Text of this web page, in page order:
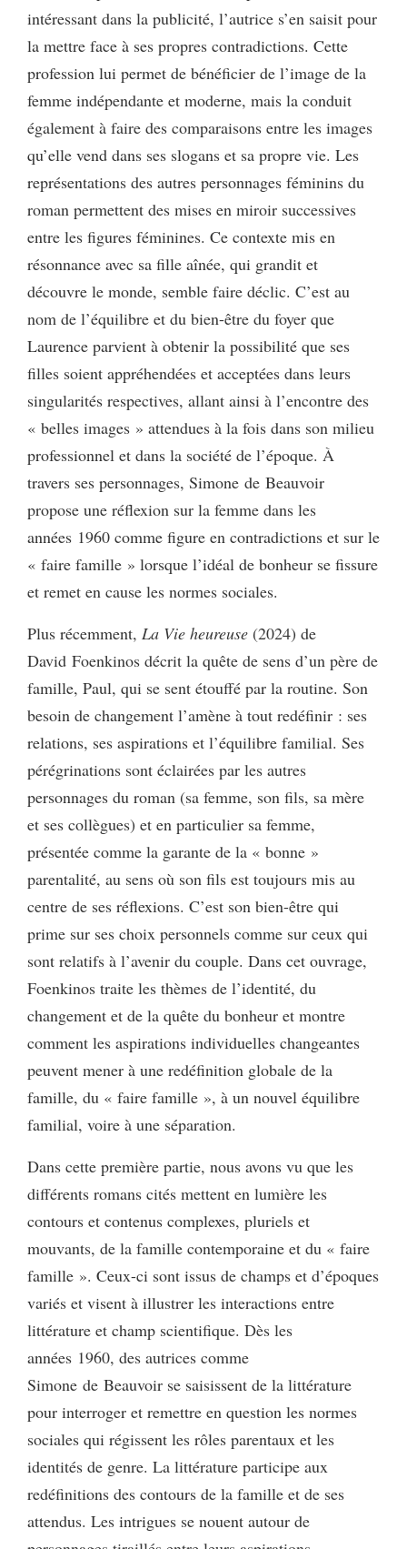
intéressant dans la publicité, l’autrice s’en saisit pour
la mettre face à ses propres contradictions. Cette
profession lui permet de bénéficier de l’image de la
femme indépendante et moderne, mais la conduit
également à faire des comparaisons entre les images
qu’elle vend dans ses slogans et sa propre vie. Les
représentations des autres personnages féminins du
roman permettent des mises en miroir successives
entre les figures féminines. Ce contexte mis en
résonnance avec sa fille aînée, qui grandit et
découvre le monde, semble faire déclic. C’est au
nom de l’équilibre et du bien-être du foyer que
Laurence parvient à obtenir la possibilité que ses
filles soient appréhendées et acceptées dans leurs
singularités respectives, allant ainsi à l’encontre des
« belles images » attendues à la fois dans son milieu
professionnel et dans la société de l’époque. À
travers ses personnages, Simone de Beauvoir
propose une réflexion sur la femme dans les
années 1960 comme figure en contradictions et sur le
« faire famille » lorsque l’idéal de bonheur se fissure
et remet en cause les normes sociales.
Plus récemment, La Vie heureuse (2024) de
David Foenkinos décrit la quête de sens d’un père de
famille, Paul, qui se sent étouffé par la routine. Son
besoin de changement l’amène à tout redéfinir : ses
relations, ses aspirations et l’équilibre familial. Ses
pérégrinations sont éclairées par les autres
personnages du roman (sa femme, son fils, sa mère
et ses collègues) et en particulier sa femme,
présentée comme la garante de la « bonne »
parentalité, au sens où son fils est toujours mis au
centre de ses réflexions. C’est son bien-être qui
prime sur ses choix personnels comme sur ceux qui
sont relatifs à l’avenir du couple. Dans cet ouvrage,
Foenkinos traite les thèmes de l’identité, du
changement et de la quête du bonheur et montre
comment les aspirations individuelles changeantes
peuvent mener à une redéfinition globale de la
famille, du « faire famille », à un nouvel équilibre
familial, voire à une séparation.
Dans cette première partie, nous avons vu que les
différents romans cités mettent en lumière les
contours et contenus complexes, pluriels et
mouvants, de la famille contemporaine et du « faire
famille ». Ceux-ci sont issus de champs et d’époques
variés et visent à illustrer les interactions entre
littérature et champ scientifique. Dès les
années 1960, des autrices comme
Simone de Beauvoir se saisissent de la littérature
pour interroger et remettre en question les normes
sociales qui régissent les rôles parentaux et les
identités de genre. La littérature participe aux
redéfinitions des contours de la famille et de ses
attendus. Les intrigues se nouent autour de